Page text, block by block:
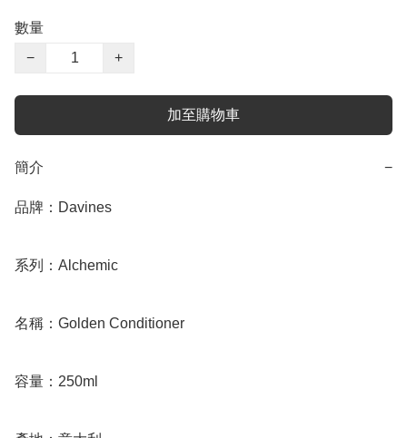
數量
−
+
加至購物車
簡介 −
品牌：Davines
系列：Alchemic
名稱：Golden Conditioner
容量：250ml